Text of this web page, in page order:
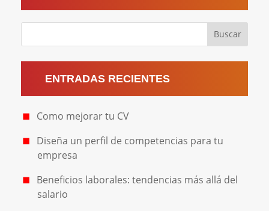
ENTRADAS RECIENTES
Como mejorar tu CV
Diseña un perfil de competencias para tu
empresa
Beneficios laborales: tendencias más allá del
salario